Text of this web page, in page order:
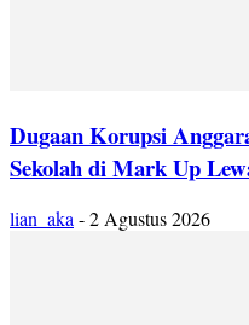
Dugaan Korupsi
Sekolah di Mark Up
lian_aka-2 Agustus 2026